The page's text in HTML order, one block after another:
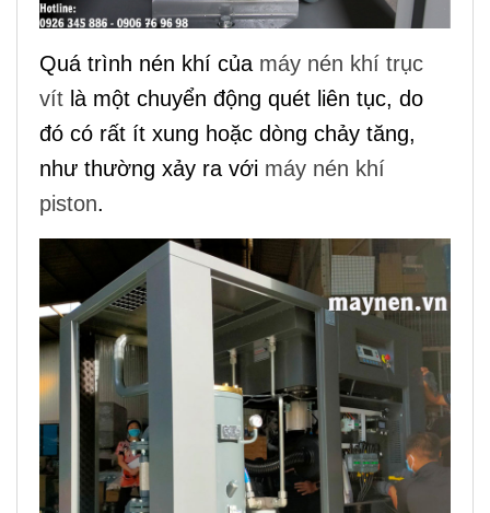
Quá trình nén khí của máy nén khí trục
vít là một chuyển động quét liên tục, do
đó có rất ít xung hoặc dòng chảy tăng,
như thường xảy ra với máy nén khí
piston.